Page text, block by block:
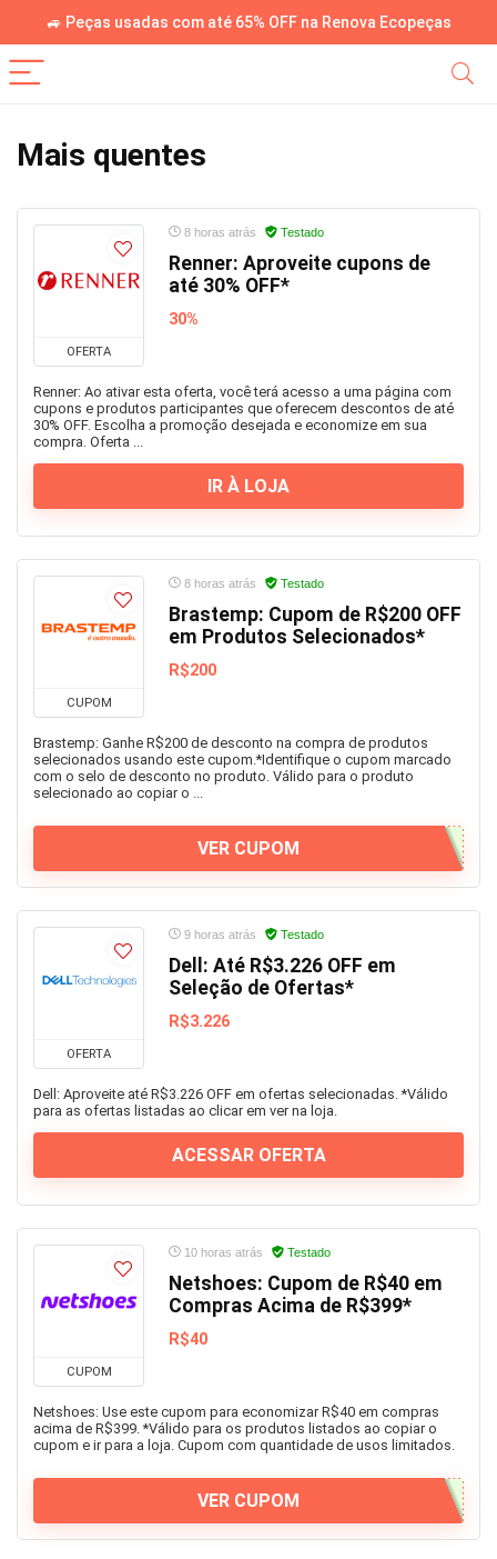
🚙 Peças usadas com até 65% OFF na Renova Ecopeças
Mais quentes
OFERTA
8 horas atrás Testado
Renner: Aproveite cupons de
até 30% OFF*
30%
Renner: Ao ativar esta oferta, você terá acesso a uma página com
cupons e produtos participantes que oferecem descontos de até
30% OFF. Escolha a promoção desejada e economize em sua
compra. Oferta ...
IR À LOJA
CUPOM
8 horas atrás Testado
Brastemp: Cupom de R$200 OFF
em Produtos Selecionados*
R$200
Brastemp: Ganhe R$200 de desconto na compra de produtos
selecionados usando este cupom.*Identifique o cupom marcado
com o selo de desconto no produto. Válido para o produto
selecionado ao copiar o ...
VER CUPOM
OFERTA
9 horas atrás Testado
Dell: Até R$3.226 OFF em
Seleção de Ofertas*
R$3.226
Dell: Aproveite até R$3.226 OFF em ofertas selecionadas. *Válido
para as ofertas listadas ao clicar em ver na loja.
ACESSAR OFERTA
CUPOM
10 horas atrás Testado
Netshoes: Cupom de R$40 em
Compras Acima de R$399*
R$40
Netshoes: Use este cupom para economizar R$40 em compras
acima de R$399. *Válido para os produtos listados ao copiar o
cupom e ir para a loja. Cupom com quantidade de usos limitados.
VER CUPOM